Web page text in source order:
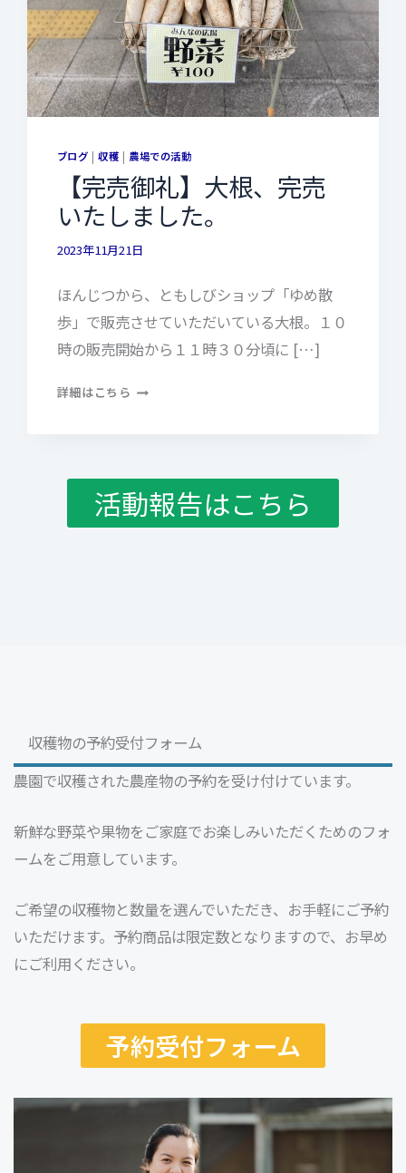
ブログ |収穫 | 農場での活動
【完売御礼】大根、完売
いたしました。
2023年11月21日
ほんじつから、ともしびショップ「ゆめ散
歩」で販売させていただいている大根。１０
時の販売開始から１１時３０分頃に […]
詳細はこちら 【完
根、
完
活動報告はこちら
収穫物の予約受付フォーム
農園で収穫された農産物の予約を受け付けています。
新鮮な野菜や果物をご家庭でお楽しみいただくためのフォ
ームをご用意しています。
ご希望の収穫物と数量を選んでいただき、お手軽にご予約
いただけます。予約商品は限定数となりますので、お早め
にご利用ください。
予約受付フォーム